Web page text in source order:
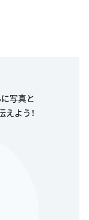
写真と
えよう！